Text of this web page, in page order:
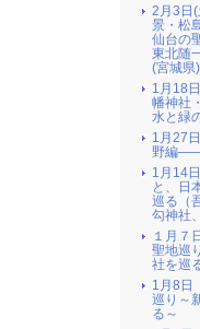
2月3日
景・松
仙台の
東北随
(宮城県
1月18
幡神社
水と緑
1月27
野編――
1月14
と、日
巡る（
勾神社
１月７
聖地巡
社を巡
1月8日
巡り～
る～